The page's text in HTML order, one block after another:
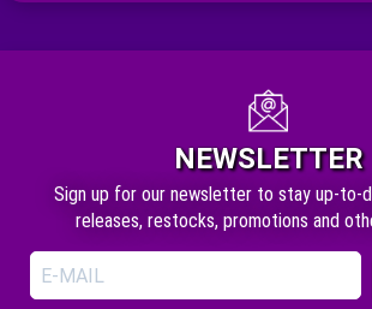
NEWSLETTER
Sign up for our newsletter to stay up-to-
releases, restocks, promotions and